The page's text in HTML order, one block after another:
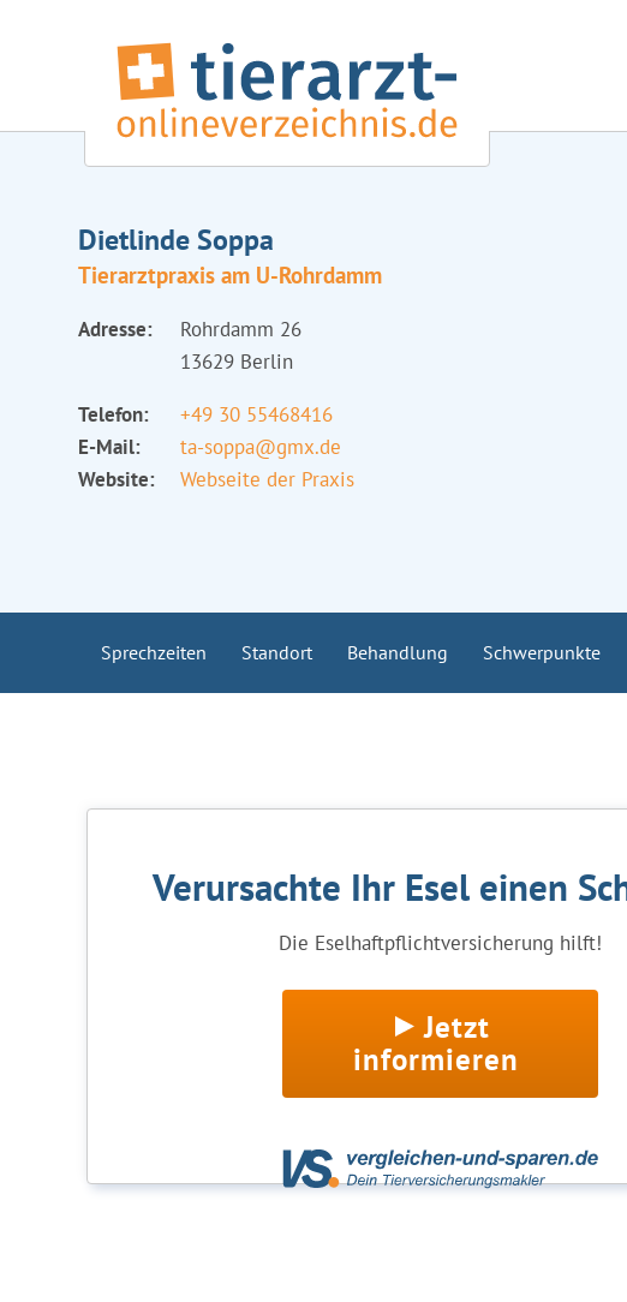
Dietlinde Soppa
Tierarztpraxis am U-Rohrdamm
Adresse:
Rohrdamm 26
13629 Berlin
Telefon:
+49 30 55468416
E-Mail:
ta-soppa@gmx.de
Website:
Webseite der Praxis
Sprechzeiten Standort Behandlung Schwerpunkte
Verursachte Ihr Esel einen
Die Eselhaftpflichtversicherung hilft!
Jetzt
informieren